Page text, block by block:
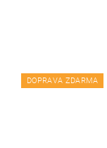
DOPRAVA ZDARMA